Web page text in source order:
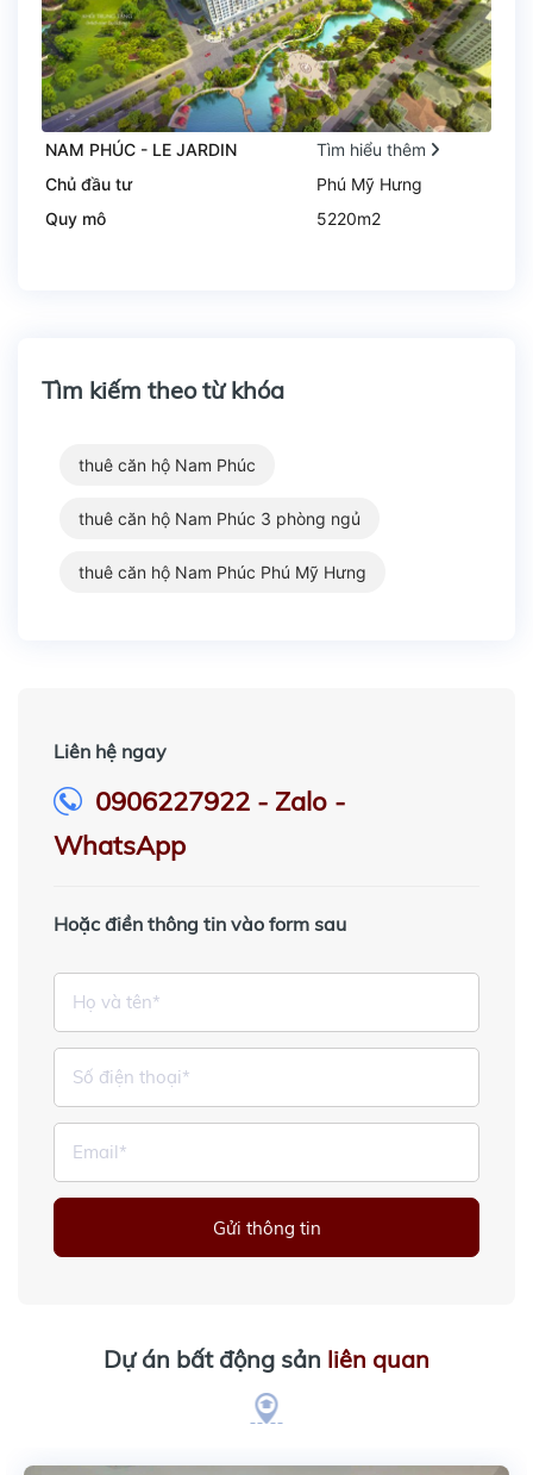
NAM PHÚC - LE JARDIN
Tìm hiểu thêm
Chủ đầu tư
Phú Mỹ Hưng
Quy mô
5220m2
Tìm kiếm theo từ khóa
thuê căn hộ Nam Phúc
thuê căn hộ Nam Phúc 3 phòng ngủ
thuê căn hộ Nam Phúc Phú Mỹ Hưng
Liên hệ ngay
0906227922 - Zalo -
WhatsApp
Hoặc điền thông tin vào form sau
Gửi thông tin
Dự án bất động sản liên quan